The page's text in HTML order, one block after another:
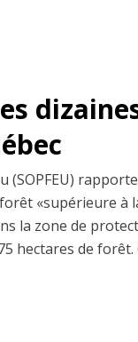
«supérieure à
la zone de
hectares de forêt.